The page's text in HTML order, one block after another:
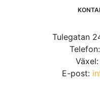
Tulegatan
E-post: